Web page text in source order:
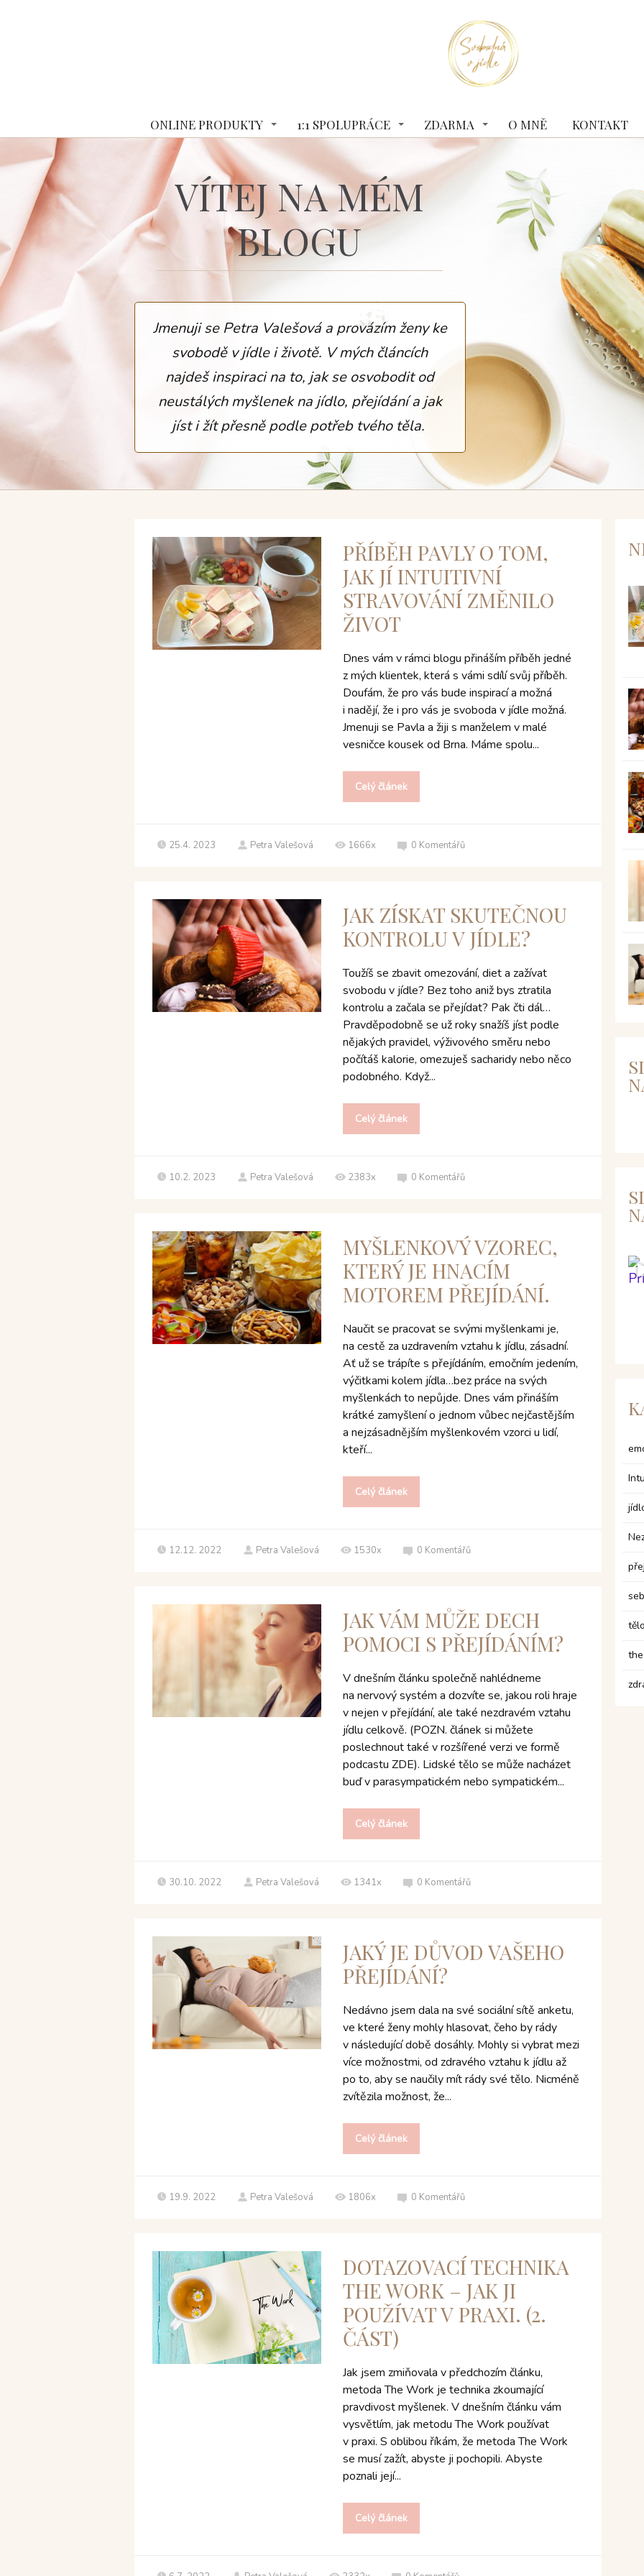
ONLINE PRODUKTY 1:1 SPOLUPRÁCE ZDARMA O MNĚ KONTAKT
VÍTEJ NA MÉM
BLOGU
Jmenuji se Petra Valešová a provázím ženy ke
svobodě v jídle i životě. V mých článcích
najdeš inspiraci na to, jak se osvobodit od
neustálých myšlenek na jídlo, přejídání a jak
jíst i žít přesně podle potřeb tvého těla.
PŘÍBĚH PAVLY O TOM,
JAK JÍ INTUITIVNÍ
STRAVOVÁNÍ ZMĚNILO
ŽIVOT
Dnes vám v rámci blogu přináším příběh jedné
z mých klientek, která s vámi sdílí svůj příběh.
Doufám, že pro vás bude inspirací a možná
i nadějí, že i pro vás je svoboda v jídle možná.
Jmenuji se Pavla a žiji s manželem v malé
vesničce kousek od Brna. Máme spolu...
Celý článek
25.4. 2023 Petra Valešová 1666x 0 Komentářů
JAK ZÍSKAT SKUTEČNOU
KONTROLU V JÍDLE?
Toužíš se zbavit omezování, diet a zažívat
svobodu v jídle? Bez toho aniž bys ztratila
kontrolu a začala se přejídat? Pak čti dál…
Pravděpodobně se už roky snažíš jíst podle
nějakých pravidel, výživového směru nebo
počítáš kalorie, omezuješ sacharidy nebo něco
podobného. Když...
Celý článek
10.2. 2023 Petra Valešová 2383x 0 Komentářů
MYŠLENKOVÝ VZOREC,
KTERÝ JE HNACÍM
MOTOREM PŘEJÍDÁNÍ.
Naučit se pracovat se svými myšlenkami je,
na cestě za uzdravením vztahu k jídlu, zásadní.
Ať už se trápíte s přejídáním, emočním jedením,
výčitkami kolem jídla…bez práce na svých
myšlenkách to nepůjde. Dnes vám přináším
krátké zamyšlení o jednom vůbec nejčastějším
a nejzásadnějším myšlenkovém vzorci u lidí,
kteří...
Celý článek
12.12. 2022 Petra Valešová 1530x 0 Komentářů
JAK VÁM MŮŽE DECH
POMOCI S PŘEJÍDÁNÍM?
V dnešním článku společně nahlédneme
na nervový systém a dozvíte se, jakou roli hraje
v nejen v přejídání, ale také nezdravém vztahu
jídlu celkově. (POZN. článek si můžete
poslechnout také v rozšířené verzi ve formě
podcastu ZDE). Lidské tělo se může nacházet
buď v parasympatickém nebo sympatickém...
Celý článek
30.10. 2022 Petra Valešová 1341x 0 Komentářů
JAKÝ JE DŮVOD VAŠEHO
PŘEJÍDÁNÍ?
Nedávno jsem dala na své sociální sítě anketu,
ve které ženy mohly hlasovat, čeho by rády
v následující době dosáhly. Mohly si vybrat mezi
více možnostmi, od zdravého vztahu k jídlu až
po to, aby se naučily mít rády své tělo. Nicméně
zvítězila možnost, že...
Celý článek
19.9. 2022 Petra Valešová 1806x 0 Komentářů
DOTAZOVACÍ TECHNIKA
THE WORK – JAK JI
POUŽÍVAT V PRAXI. (2.
ČÁST)
Jak jsem zmiňovala v předchozím článku,
metoda The Work je technika zkoumající
pravdivost myšlenek. V dnešním článku vám
vysvětlím, jak metodu The Work používat
v praxi. S oblibou říkám, že metoda The Work
se musí zažít, abyste ji pochopili. Abyste
poznali její...
Celý článek
tělo